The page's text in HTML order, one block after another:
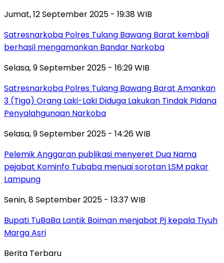
Jumat, 12 September 2025 - 19:38 WIB
Satresnarkoba Polres Tulang Bawang Barat kembali
berhasil mengamankan Bandar Narkoba
Selasa, 9 September 2025 - 16:29 WIB
Satresnarkoba Polres Tulang Bawang Barat Amankan
3 (Tiga) Orang Laki-Laki Diduga Lakukan Tindak Pidana
Penyalahgunaan Narkoba
Selasa, 9 September 2025 - 14:26 WIB
Pelemik Anggaran publikasi menyeret Dua Nama
pejabat Kominfo Tubaba menuai sorotan LSM pakar
Lampung
Senin, 8 September 2025 - 13:37 WIB
Bupati TuBaBa Lantik Boiman menjabat Pj kepala Tiyuh
Marga Asri
Berita Terbaru